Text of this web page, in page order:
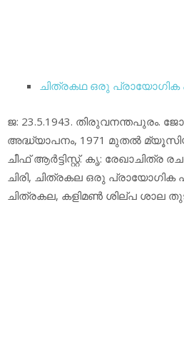
ചിത്രകഥ ഒരു പ്രായോഗിക
ജ: 23.5.1943. തിരുവനന്തപുരം.
അദ്ധ്യാപനം, 1971 മുതല്‍
ചീഫ് ആര്‍ട്ടിസ്റ്റ്. കൃ: രേഖാചിത്ര
ചിരി, ചിത്രകല ഒരു പ്രായോഗിക
ചിത്രകല, കളിമണ്‍ ശില്പ ശാല